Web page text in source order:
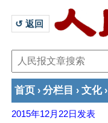
↺ 返回
首页 › 分栏目 › 文化›
2015年12月22日 发表